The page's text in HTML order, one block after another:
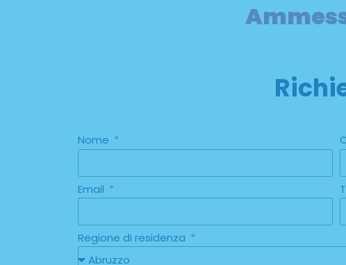
Nome
Email
Regione di residenza